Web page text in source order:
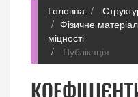
Головна
Фізичне
міцності
Публікація